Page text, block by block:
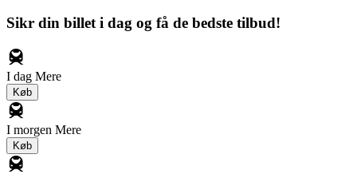
Sikr din billet i dag og få de bedste tilbud!
I dag Mere
Køb
I morgen Mere
Køb